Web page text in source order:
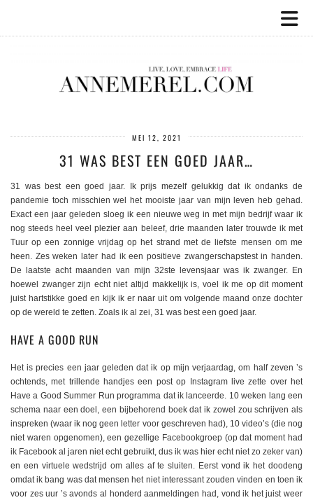
MEI 12, 2021
31 WAS BEST EEN GOED JAAR…
31 was best een goed jaar. Ik prijs mezelf gelukkig dat ik ondanks de
pandemie toch misschien wel het mooiste jaar van mijn leven heb gehad.
Exact een jaar geleden sloeg ik een nieuwe weg in met mijn bedrijf waar ik
nog steeds heel veel plezier aan beleef, drie maanden later trouwde ik met
Tuur op een zonnige vrijdag op het strand met de liefste mensen om me
heen. Zes weken later had ik een positieve zwangerschapstest in handen.
De laatste acht maanden van mijn 32ste levensjaar was ik zwanger. En
hoewel zwanger zijn echt niet altijd makkelijk is, voel ik me op dit moment
juist hartstikke goed en kijk ik er naar uit om volgende maand onze dochter
op de wereld te zetten. Zoals ik al zei, 31 was best een goed jaar.
HAVE A GOOD RUN
Het is precies een jaar geleden dat ik op mijn verjaardag, om half zeven ’s
ochtends, met trillende handjes een post op Instagram live zette over het
Have a Good Summer Run programma dat ik lanceerde. 10 weken lang een
schema naar een doel, een bijbehorend boek dat ik zowel zou schrijven als
inspreken (waar ik nog geen letter voor geschreven had), 10 video’s (die nog
niet waren opgenomen), een gezellige Facebookgroep (op dat moment had
ik Facebook al jaren niet echt gebruikt, dus ik was hier echt niet zo zeker van)
en een virtuele wedstrijd om alles af te sluiten. Eerst vond ik het doodeng
omdat ik bang was dat mensen het niet interessant zouden vinden en toen ik
voor zes uur ’s avonds al honderd aanmeldingen had, vond ik het juist weer